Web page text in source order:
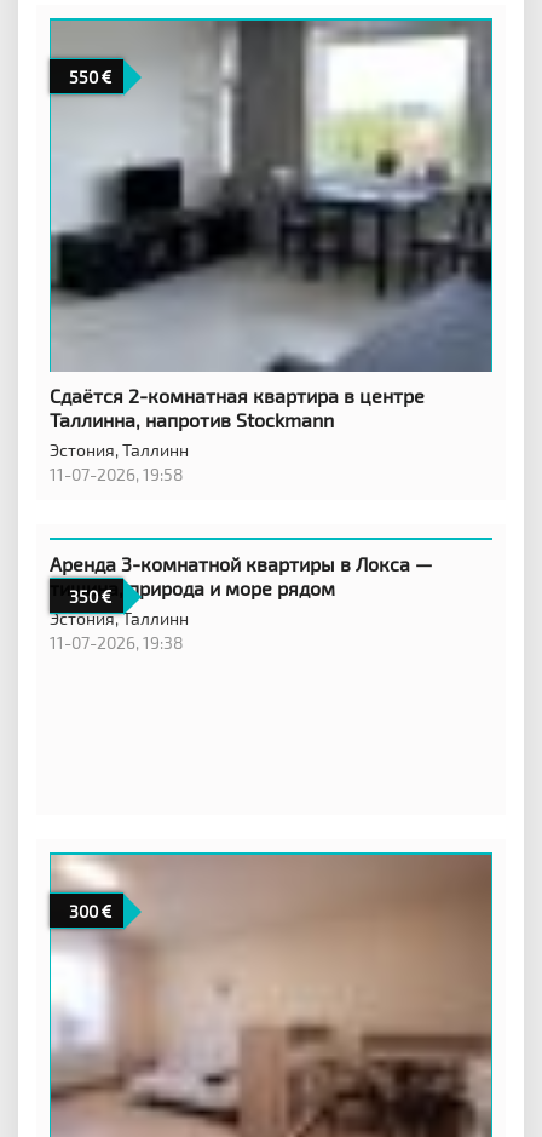
550
Сдаётся 2-комнатная квартира в центре
Таллинна, напротив Stockmann
Эстония,Таллинн
11-07-2026, 19:58
350
Аренда 3-комнатной квартиры в Локса —
тишина, природа и море рядом
Эстония,Таллинн
11-07-2026, 19:38
300